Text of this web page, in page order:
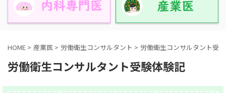
HOME > 産業医 > 労働衛生コンサルタント > 労働衛生コンサルタント受
労働衛生コンサルタント受験体験記